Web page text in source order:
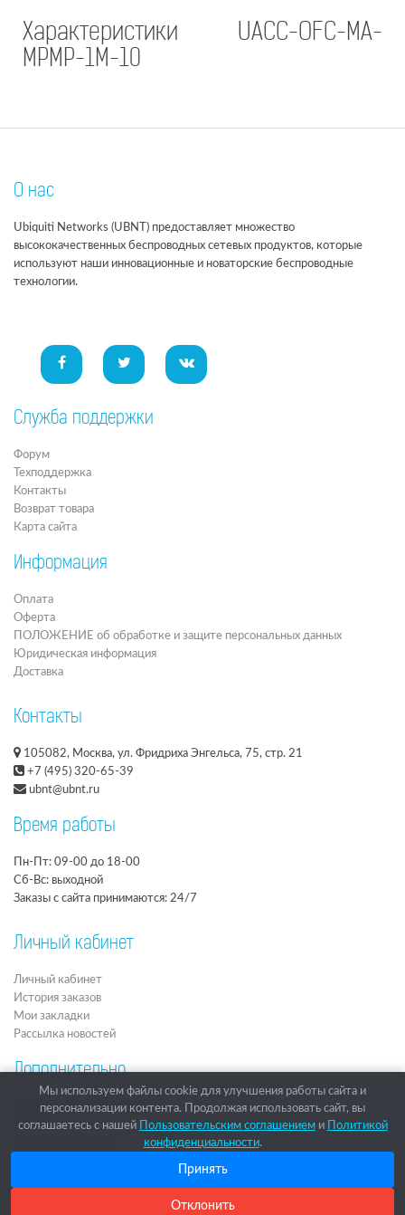
Характеристики UACC-OFC-MA-
MPMP-1M-10
О нас
Ubiquiti Networks (UBNT) предоставляет множество
высококачественных беспроводных сетевых продуктов, которые
используют наши инновационные и новаторские беспроводные
технологии.
Служба поддержки
Форум
Техподдержка
Контакты
Возврат товара
Карта сайта
Информация
Оплата
Оферта
ПОЛОЖЕНИЕ об обработке и защите персональных данных
Юридическая информация
Доставка
Контакты
105082, Москва, ул. Фридриха Энгельса, 75, стр. 21
+7 (495) 320-65-39
ubnt@ubnt.ru
Время работы
Пн-Пт: 09-00 до 18-00
Сб-Вс: выходной
Заказы с сайта принимаются: 24/7
Личный кабинет
Личный кабинет
История заказов
Мои закладки
Рассылка новостей
Дополнительно
Подарочные сертификаты
Партнёры
Мы используем файлы cookie для улучшения работы сайта и
персонализации контента. Продолжая использовать сайт, вы
соглашаетесь с нашей
Пользовательским соглашениеми
Политикой
конфиденциальности.
Принять
Отклонить